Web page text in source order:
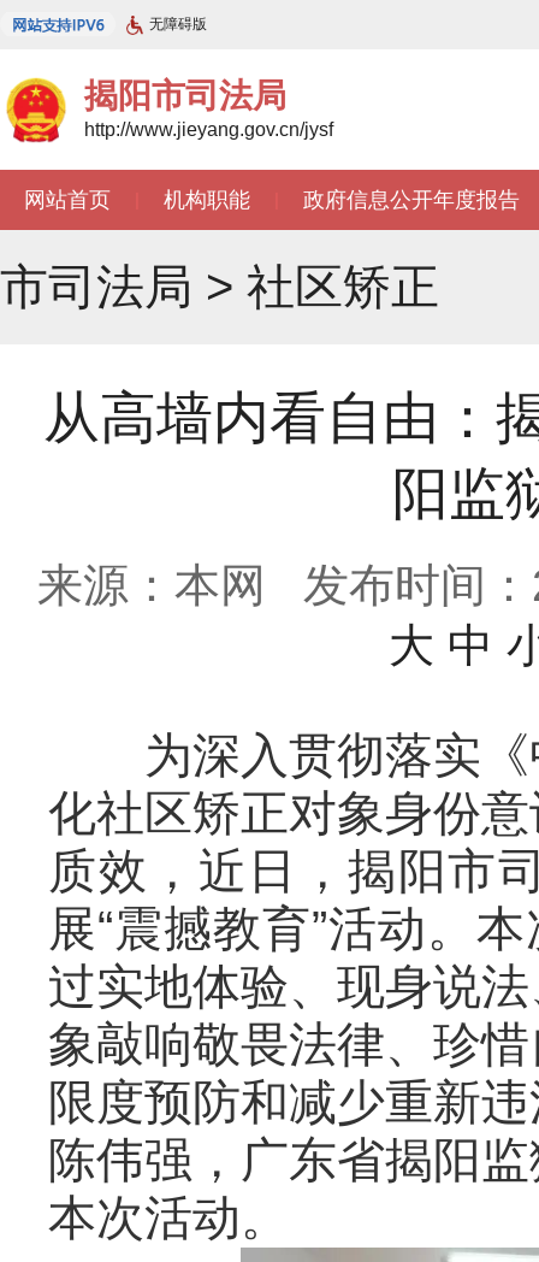
无障碍版
揭阳市司法局
http://www.jieyang.gov.cn/jysf
网站首页 机构职能 政府信息公开年度报告
市司法局 > 社区矫正
从高墙内看自由：
阳监
来源：本网
发布时间
大 中
为深入贯彻落实
化社区矫正对象身份
质效，近日，揭阳市
展“震撼教育”活动。
过实地体验、现身说
象敲响敬畏法律、珍
限度预防和减少重新
陈伟强，广东省揭阳
本次活动。